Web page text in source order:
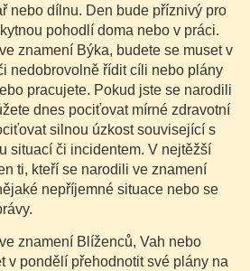
nebo dílnu. Den bude příznivý pro
pohodlí doma nebo v práci.
znamení Býka, budete se muset v
nedobrovolně řídit cíli nebo plány
pracujete. Pokud jste se narodili
dnes pociťovat mírné zdravotní
silnou úzkost související s
situací či incidentem. V nejtěžší
ti, kteří se narodili ve znamení
nepříjemné situace nebo se
znamení Blíženců, Vah nebo
v pondělí přehodnotit své plány na